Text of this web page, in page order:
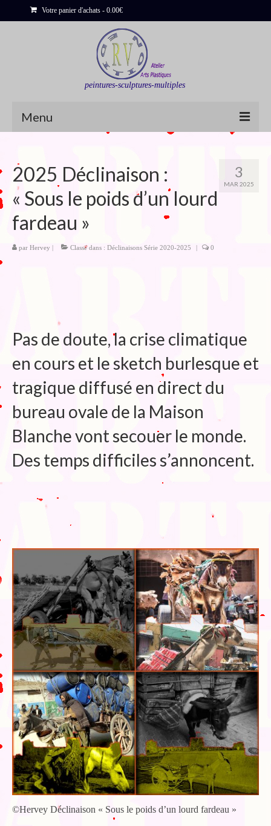
Votre panier d'achats - 0.00€
peintures-sculptures-multiples
Menu
Sculptures
Bois flottés
Peinture : Cartes et Itinéraires
Déclinaisons
Edition de Cartes postales.
Au temps du Covid
Post-it politiques
3
MAR 2025
2025 Déclinaison :
« Sous le poids d’un lourd
fardeau »
par Hervey | Classé dans : Déclinaisons Série 2020-2025 | 0
Pas de doute, la crise climatique
en cours et le sketch burlesque et
tragique diffusé en direct du
bureau ovale de la Maison
Blanche vont secouer le monde.
Des temps difficiles s’annoncent.
©Hervey Déclinaison « Sous le poids d’un lourd fardeau »